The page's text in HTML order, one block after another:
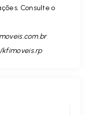
Consulte o
kfimoveis.rp